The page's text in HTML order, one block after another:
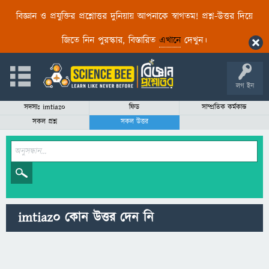
বিজ্ঞান ও প্রযুক্তির প্রশ্নোত্তর দুনিয়ায় আপনাকে স্বাগতম! প্রশ্ন-উত্তর দিয়ে
জিতে নিন পুরস্কার, বিস্তারিত এখানেদেখুন।
লগ ইন
সদস্যঃ imtiaz0 ফিড
সাম্প্রতিক কর্মকান্ড
সকল প্রশ্ন
সকল উত্তর
imtiaz0 কোন উত্তর দেন নি